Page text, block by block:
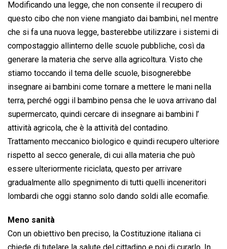
Modificando una legge, che non consente il recupero di
questo cibo che non viene mangiato dai bambini, nel mentre
che si fa una nuova legge, basterebbe utilizzare i sistemi di
compostaggio allinterno delle scuole pubbliche, così da
generare la materia che serve alla agricoltura. Visto che
stiamo toccando il tema delle scuole, bisognerebbe
insegnare ai bambini come tornare a mettere le mani nella
terra, perché oggi il bambino pensa che le uova arrivano dal
supermercato, quindi cercare di insegnare ai bambini l’
attività agricola, che è la attività del contadino.
Trattamento meccanico biologico e quindi recupero ulteriore
rispetto al secco generale, di cui alla materia che può
essere ulteriormente riciclata, questo per arrivare
gradualmente allo spegnimento di tutti quelli inceneritori
lombardi che oggi stanno solo dando soldi alle ecomafie.
Meno sanità
Con un obiettivo ben preciso, la Costituzione italiana ci